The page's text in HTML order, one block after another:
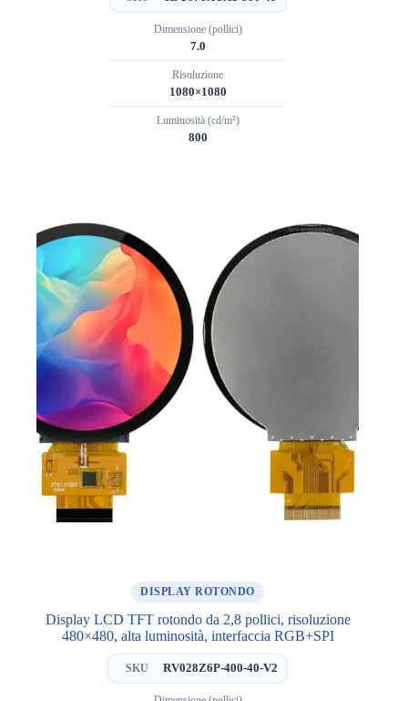
Dimensione (pollici)
7.0
Risoluzione
1080×1080
Luminosità (cd/m²)
800
DISPLAY ROTONDO
Display LCD TFT rotondo da 2,8 pollici, risoluzione
480×480, alta luminosità, interfaccia RGB+SPI
SKU RV028Z6P-400-40-V2